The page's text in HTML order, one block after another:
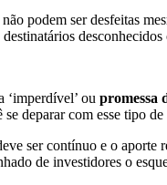
podem ser desfeitas
‘imperdível’ ou promessa
deparar com esse tipo
ser contínuo e o
de investidores o